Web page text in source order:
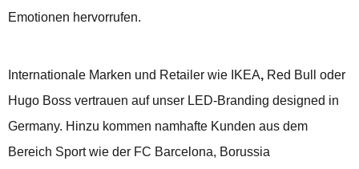
Emotionen hervorrufen.
Internationale Marken und Retailer wie IKEA, Red Bull oder
Hugo Boss vertrauen auf unser LED-Branding designed in
Germany. Hinzu kommen namhafte Kunden aus dem
Bereich Sport wie der FC Barcelona, Borussia